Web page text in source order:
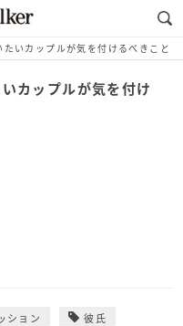
いカップルが気を付けるべきこと
カップルが気を付け
ション 彼氏